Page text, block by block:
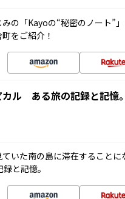
の「Kayoの“秘密のノート”
をご紹介！
カル ある旅の記録と記
いた南の島に滞在すること
と記憶。